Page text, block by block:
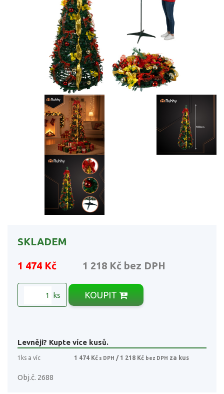
SKLADEM
1 474 Kč 1 218 Kč bez DPH
ks KOUPIT
Levněji? Kupte více kusů.
1ks a víc 1 474 Kč s DPH / 1 218 Kč bez DPH za kus
Obj.č. 2688